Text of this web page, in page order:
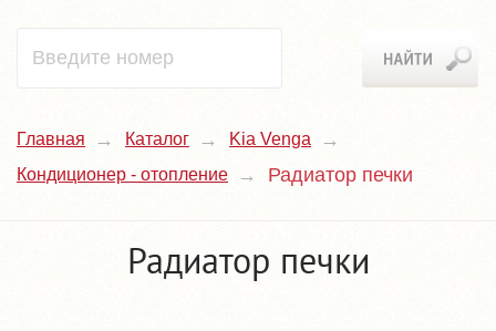
Главная Каталог
Kia Venga
Кондиционер - отопление
Радиатор печки
Радиатор печки